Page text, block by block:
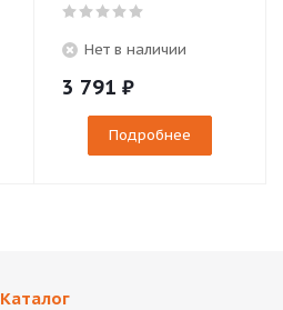
Нет в наличии
3 791 ₽
Подробнее
Каталог